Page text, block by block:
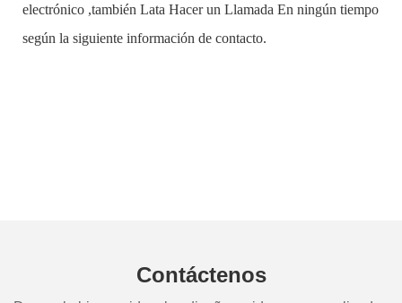
electrónico ,también Lata Hacer un Llamada En ningún tiempo
según la siguiente información de contacto.
Contáctenos